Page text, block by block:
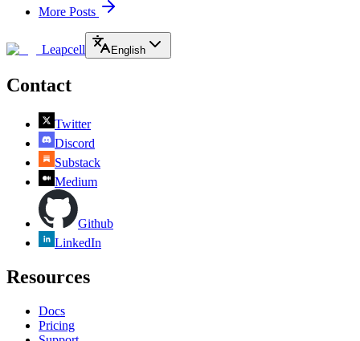
More Posts
Leapcell English
Contact
Twitter
Discord
Substack
Medium
Github
LinkedIn
Resources
Docs
Pricing